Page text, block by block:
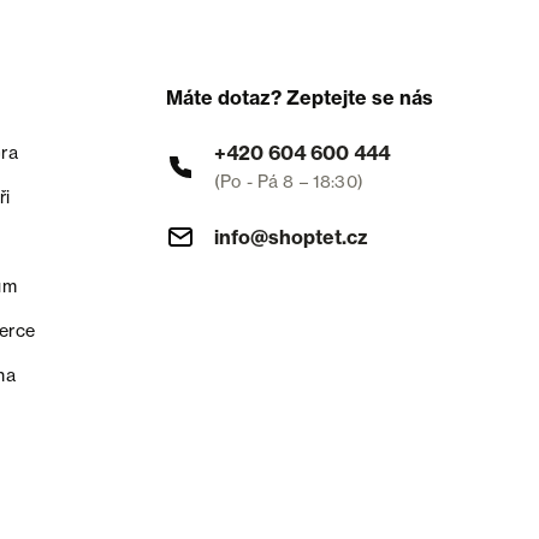
Máte dotaz? Zeptejte se nás
+420 604 600 444
(Po - Pá 8 – 18:30)
info@shoptet.cz